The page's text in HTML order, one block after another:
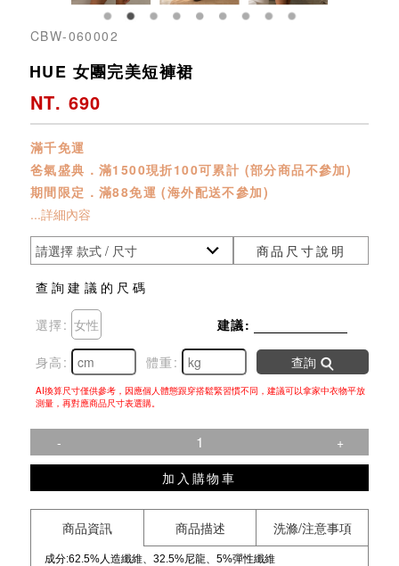
CBW-060002
HUE 女團完美短褲裙
NT. 690
滿千免運
爸氣盛典．滿1500現折100可累計 (部分商品不參加)
期間限定．滿88免運 (海外配送不參加)
...詳細內容
商品尺寸說明
查詢建議的尺碼
選擇: 女性 建議:
身高: 體重: 查詢
AI換算尺寸僅供參考，因應個人體態跟穿搭鬆緊習慣不同，建議可以拿家中衣物平放
測量，再對應商品尺寸表選購。
-
+
加入購物車
商品資訊 商品描述 洗滌/注意事項
成分:62.5%人造纖維、32.5%尼龍、5%彈性纖維